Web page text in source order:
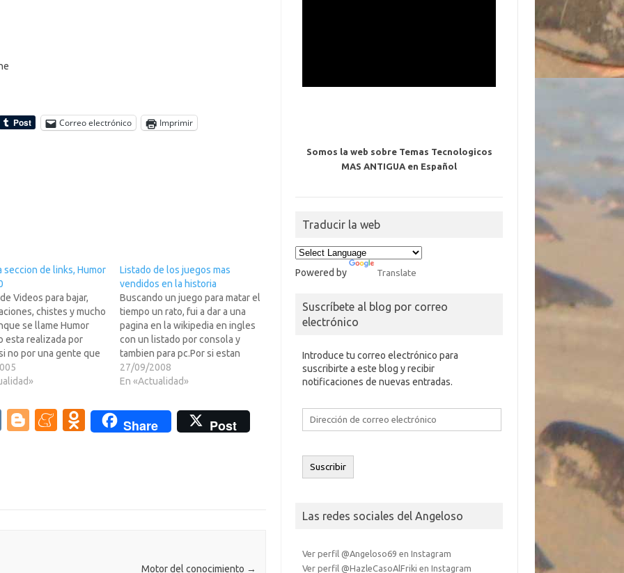
Correo electrónico Imprimir
seccion de links, Humor
Videos para bajar,
chistes y mucho
se llame Humor
esta realizada por
no por una gente que
Jose (Costa Rica) y
que envidiar a la
en la piel de…
Listado de los juegos mas
vendidos en la historia
Buscando un juego para matar el
tiempo un rato, fui a dar a una
pagina en la wikipedia en ingles
con un listado por consola y
tambien para pc.Por si estan
aburridos o por pura curiosidad
en LEER MAS >>> queda el
ki/List_of_best-
selling_video_games
27/09/2008
En «Actualidad»
V
Bl
M O
Share Post
Motor del conocimiento →
Somos la web sobre Temas Tecnologicos
MAS ANTIGUA en Español
Traducir la web
Powered by Translate
Suscríbete al blog por correo
electrónico
Introduce tu correo electrónico para
suscribirte a este blog y recibir
notificaciones de nuevas entradas.
Dirección
electrónico
Suscribir
Las redes sociales del Angeloso
Ver perfil @Angeloso69 en Instagram
Ver perfil @HazleCasoAlFriki en Instagram